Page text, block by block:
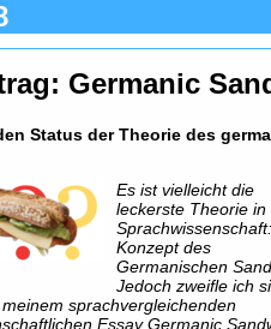
Germanic
Status der Theorie des
Es ist vielleicht die
leckerste Theorie in
Konzept des
Germanischen
Jedoch zweifle ich
sprachvergleichenden
Essay Germanic